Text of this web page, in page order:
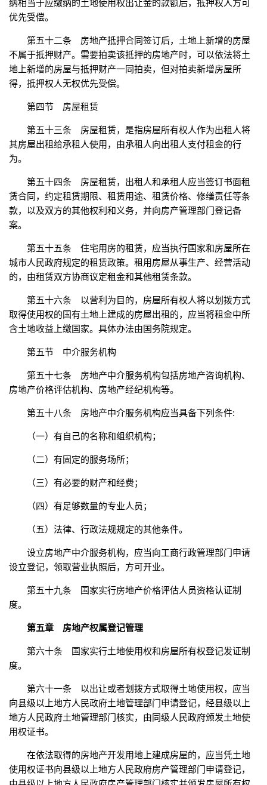
纳相当于应缴纳的土地使用权出让金的款额后，抵押权人方可
优先受偿。
第五十二条 房地产抵押合同签订后，土地上新增的房屋
不属于抵押财产。需要拍卖该抵押的房地产时，可以依法将土
地上新增的房屋与抵押财产一同拍卖，但对拍卖新增房屋所
得，抵押权人无权优先受偿。
第四节 房屋租赁
第五十三条 房屋租赁，是指房屋所有权人作为出租人将
其房屋出租给承租人使用，由承租人向出租人支付租金的行
为。
第五十四条 房屋租赁，出租人和承租人应当签订书面租
赁合同，约定租赁期限、租赁用途、租赁价格、修缮责任等条
款，以及双方的其他权利和义务，并向房产管理部门登记备
案。
第五十五条 住宅用房的租赁，应当执行国家和房屋所在
城市人民政府规定的租赁政策。租用房屋从事生产、经营活动
的，由租赁双方协商议定租金和其他租赁条款。
第五十六条 以营利为目的，房屋所有权人将以划拨方式
取得使用权的国有土地上建成的房屋出租的，应当将租金中所
含土地收益上缴国家。具体办法由国务院规定。
第五节 中介服务机构
第五十七条 房地产中介服务机构包括房地产咨询机构、
房地产价格评估机构、房地产经纪机构等。
第五十八条 房地产中介服务机构应当具备下列条件:
（一）有自己的名称和组织机构；
（二）有固定的服务场所；
（三）有必要的财产和经费；
（四）有足够数量的专业人员；
（五）法律、行政法规规定的其他条件。
设立房地产中介服务机构，应当向工商行政管理部门申请
设立登记，领取营业执照后，方可开业。
第五十九条 国家实行房地产价格评估人员资格认证制
度。
第五章 房地产权属登记管理
第六十条 国家实行土地使用权和房屋所有权登记发证制
度。
第六十一条 以出让或者划拨方式取得土地使用权，应当
向县级以上地方人民政府土地管理部门申请登记，经县级以上
地方人民政府土地管理部门核实，由同级人民政府颁发土地使
用权证书。
在依法取得的房地产开发用地上建成房屋的，应当凭土地
使用权证书向县级以上地方人民政府房产管理部门申请登记，